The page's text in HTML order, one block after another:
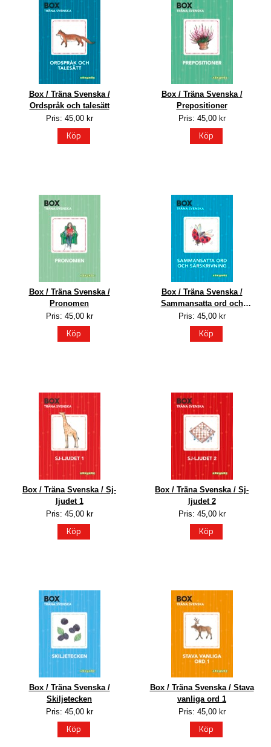
Box / Träna Svenska /
Ordspråk och talesätt
Pris: 45,00 kr
Köp
Box / Träna Svenska /
Prepositioner
Pris: 45,00 kr
Köp
Box / Träna Svenska /
Pronomen
Pris: 45,00 kr
Köp
Box / Träna Svenska /
Sammansatta ord och
särskrivning
Pris: 45,00 kr
Köp
Box / Träna Svenska / Sj-
ljudet 1
Pris: 45,00 kr
Köp
Box / Träna Svenska / Sj-
ljudet 2
Pris: 45,00 kr
Köp
Box / Träna Svenska /
Skiljetecken
Pris: 45,00 kr
Köp
Box / Träna Svenska / Stava
vanliga ord 1
Pris: 45,00 kr
Köp